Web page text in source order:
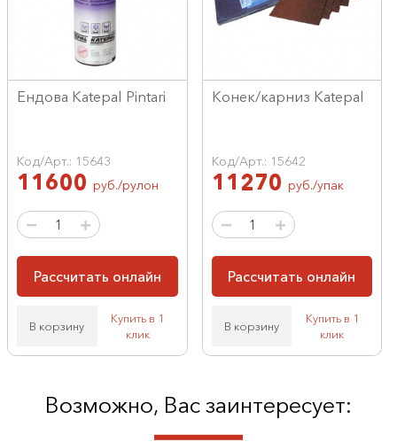
Ендова Katepal Pintari
Код/Арт.: 15643
11600 руб./рулон
Рассчитать онлайн
В корзину
Купить в 1
клик
Конек/карниз Katepal
Код/Арт.: 15642
11270 руб./упак
Рассчитать онлайн
В корзину
Купить в 1
клик
Возможно, Вас заинтересует: